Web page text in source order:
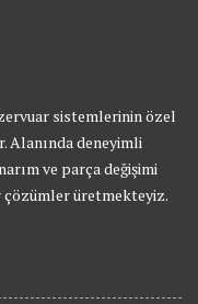
sistemlerinin özel
Alanında deneyimli
ve parça değişimi
çözümler üretmekteyiz.